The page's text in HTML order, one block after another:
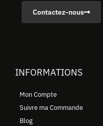
Contactez-nous
INFORMATIONS
Mon Compte
Suivre ma Commande
Blog